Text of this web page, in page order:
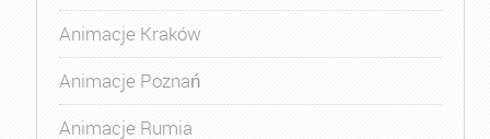
Animacje Kraków
Animacje Poznań
Animacje Rumia